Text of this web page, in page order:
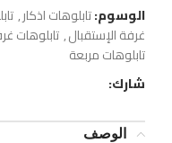
الوسوم:تابلوهات اذكار,
غرفة الإستقبال,تابلوهات
تابلوهات مربعة
شارك:
الوصف